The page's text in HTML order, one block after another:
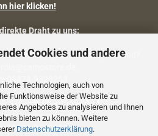
Cookies und andere
Technologien, auch von
Funktionsweise der Website zu
Angebotes zu analysieren und Ihnen
bieten zu können. Weitere
Datenschutzerklärung.
hier klicken!
Draht zu uns:
Lieferstatus, Versand?
09474-9523253
(Größenberatung etc.)
09474-9523253